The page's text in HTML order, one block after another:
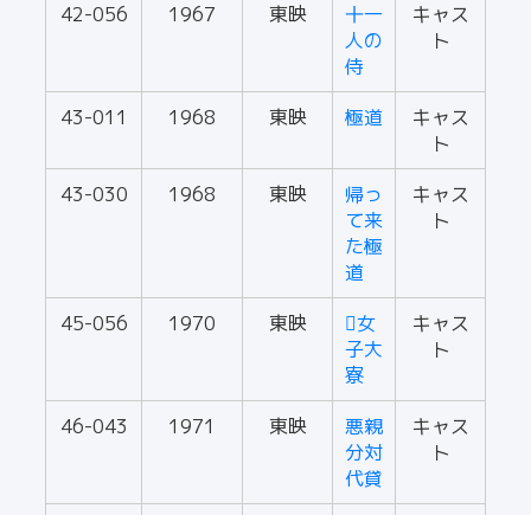
42-056 1967 東映
十一
人の
侍
キャス
ト
43-011 1968 東映 極道
キャス
ト
43-030
1968 東映
帰っ
て来
た極
道
キャス
ト
45-056 1970 東映
女
子大
寮
キャス
ト
46-043 1971 東映
悪親
分対
代貸
キャス
ト